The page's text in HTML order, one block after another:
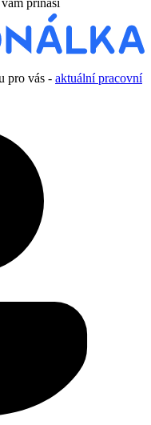
pro vás - aktuální pracovní